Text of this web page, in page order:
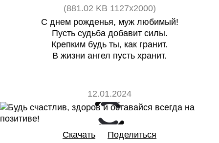
(881.02 KB 1127x2000)
С днем рожденья, муж любимый!
Пусть судьба добавит силы.
Крепким будь ты, как гранит.
В жизни ангел пусть хранит.
12.01.2024
0
Скачать
Поделиться